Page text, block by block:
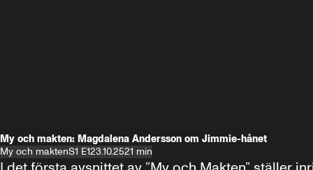
My och makten: Magdalena Andersson om Jimmie-hånet
My och maktenS1 E123.10.2521 min